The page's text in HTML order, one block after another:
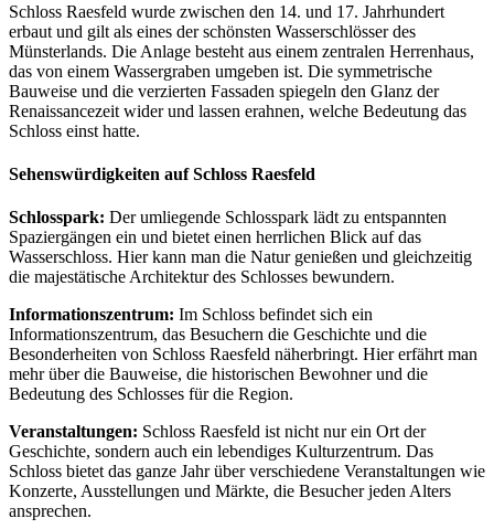
Schloss Raesfeld wurde zwischen den 14. und 17. Jahrhundert
erbaut und gilt als eines der schönsten Wasserschlösser des
Münsterlands. Die Anlage besteht aus einem zentralen Herrenhaus,
das von einem Wassergraben umgeben ist. Die symmetrische
Bauweise und die verzierten Fassaden spiegeln den Glanz der
Renaissancezeit wider und lassen erahnen, welche Bedeutung das
Schloss einst hatte.
Sehenswürdigkeiten auf Schloss Raesfeld
Schlosspark: Der umliegende Schlosspark lädt zu entspannten
Spaziergängen ein und bietet einen herrlichen Blick auf das
Wasserschloss. Hier kann man die Natur genießen und gleichzeitig
die majestätische Architektur des Schlosses bewundern.
Informationszentrum: Im Schloss befindet sich ein
Informationszentrum, das Besuchern die Geschichte und die
Besonderheiten von Schloss Raesfeld näherbringt. Hier erfährt man
mehr über die Bauweise, die historischen Bewohner und die
Bedeutung des Schlosses für die Region.
Veranstaltungen: Schloss Raesfeld ist nicht nur ein Ort der
Geschichte, sondern auch ein lebendiges Kulturzentrum. Das
Schloss bietet das ganze Jahr über verschiedene Veranstaltungen wie
Konzerte, Ausstellungen und Märkte, die Besucher jeden Alters
ansprechen.